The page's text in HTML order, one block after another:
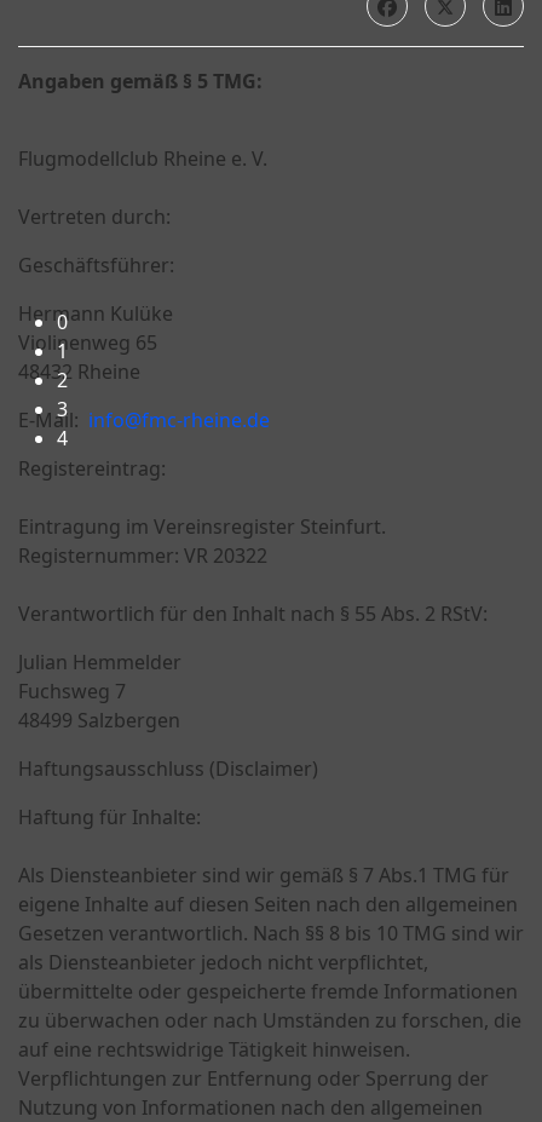
0
1
2
3
4
Angaben gemäß § 5 TMG:
Flugmodellclub Rheine e. V.
Vertreten durch:
Geschäftsführer:
Hermann Kulüke
Violinenweg 65
48432 Rheine
E-Mail: info@fmc-rheine.de
Registereintrag:
Eintragung im Vereinsregister Steinfurt.
Registernummer: VR 20322
Verantwortlich für den Inhalt nach § 55 Abs. 2 RStV:
Julian Hemmelder
Fuchsweg 7
48499 Salzbergen
Haftungsausschluss (Disclaimer)
Haftung für Inhalte:
Als Diensteanbieter sind wir gemäß § 7 Abs.1 TMG für
eigene Inhalte auf diesen Seiten nach den allgemeinen
Gesetzen verantwortlich. Nach §§ 8 bis 10 TMG sind wir
als Diensteanbieter jedoch nicht verpflichtet,
übermittelte oder gespeicherte fremde Informationen
zu überwachen oder nach Umständen zu forschen, die
auf eine rechtswidrige Tätigkeit hinweisen.
Verpflichtungen zur Entfernung oder Sperrung der
Nutzung von Informationen nach den allgemeinen